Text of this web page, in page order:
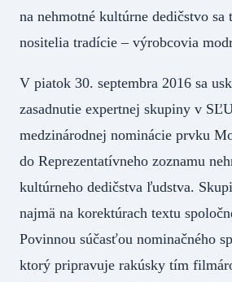
na nehmotné kultúrne dedičstvo
nositelia tradície – výrobcovia
V piatok 30. septembra 2016 sa
zasadnutie expertnej skupiny v
medzinárodnej nominácie prvku
do Reprezentatívneho zoznamu
kultúrneho dedičstva ľudstva.
najmä na korektúrach textu
Povinnou súčasťou nominačného
ktorý pripravuje rakúsky tím